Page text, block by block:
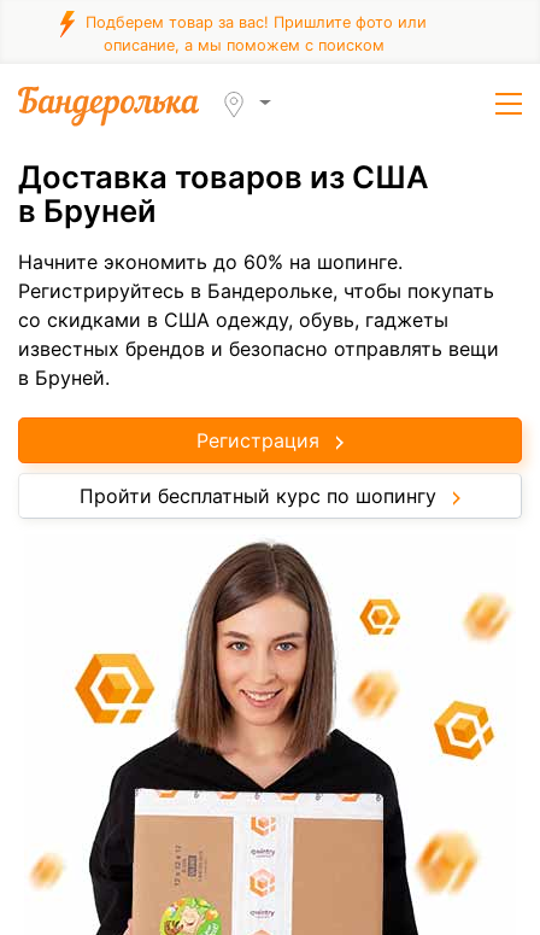
Подберем товар за вас! Пришлите фото или
описание, а мы поможем с поиском
Доставка товаров из США
в Бруней
Начните экономить до 60% на шопинге.
Регистрируйтесь в Бандерольке, чтобы покупать
со скидками в США одежду, обувь, гаджеты
известных брендов и безопасно отправлять вещи
в Бруней.
Регистрация
Пройти бесплатный курс по шопингу